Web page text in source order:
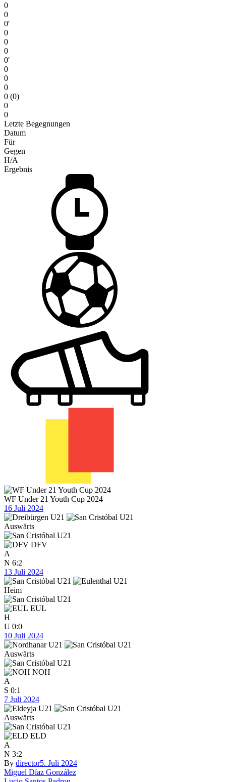
0
0
0′
0
0
0
0′
0
0
0
0 (0)
0
0
Letzte Begegnungen
Datum
Für
Gegen
H/A
Ergebnis
WF Under 21 Youth Cup 2024
16 Juli 2024
Auswärts
DFV
A
N 6:2
13 Juli 2024
Heim
EUL
H
U 0:0
10 Juli 2024
Auswärts
NOH
A
S 0:1
7 Juli 2024
Auswärts
ELD
A
N 3:2
By director5. Juli 2024
Beitragsnavigation
Miguel Díaz González